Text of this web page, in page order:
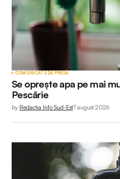
COMUNICATE DE PRESĂ
Se oprește apa pe mai
Pescărie
by Redactia Info Sud-Est7 august 2026